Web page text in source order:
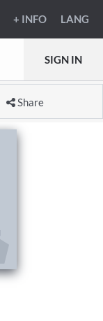
+ INFO LANG
SIGN IN
Share